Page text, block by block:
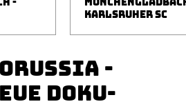
-
KARLSRUHER SC
-
DOKU-